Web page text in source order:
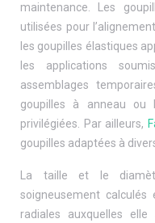
maintenance. Les
utilisées pour
les goupilles élastiques
les applications
assemblages
goupilles à anneau ou
privilégiées. Par ailleurs,
goupilles adaptées à
La taille et le
soigneusement
radiales auxquelles